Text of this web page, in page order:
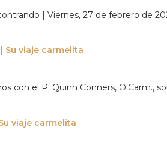
| Viernes, 27 de febrero de
Su viaje carmelita
con el P. Quinn Conners, O.Carm.,
viaje carmelita